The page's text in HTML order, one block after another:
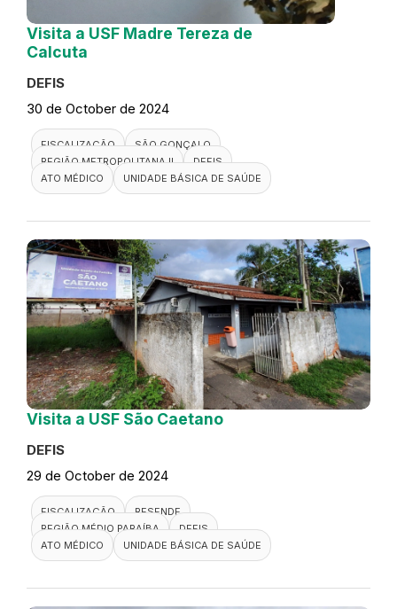
Visita a USF Madre Tereza de
Calcuta
DEFIS
30 de October de 2024
FISCALIZAÇÃO
SÃO GONÇALO
REGIÃO METROPOLITANA II
DEFIS
ATO MÉDICO
UNIDADE BÁSICA DE SAÚDE
Visita a USF São Caetano
DEFIS
29 de October de 2024
FISCALIZAÇÃO
RESENDE
REGIÃO MÉDIO PARAÍBA
DEFIS
ATO MÉDICO
UNIDADE BÁSICA DE SAÚDE